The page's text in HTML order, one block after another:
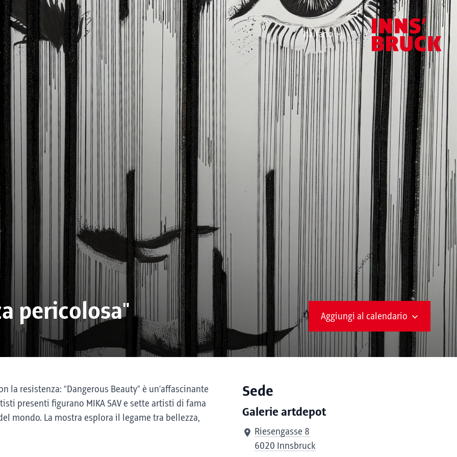
Italiano
pericolosa" Aggiungi al calendario
resistenza: “Dangerous Beauty” è un’affascinante
presenti figurano MIKA SAV e sette artisti di fama
mondo. La mostra esplora il legame tra bellezza,
Sede
Galerie artdepot
Riesengasse 8
6020 Innsbruck